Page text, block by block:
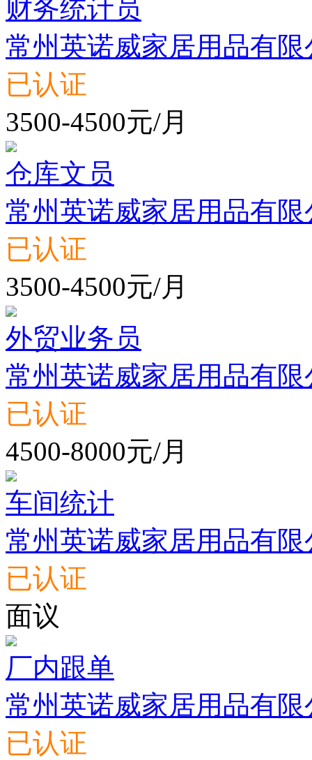
财务统计员
常州英诺威家居用品有限
已认证
3500-4500元/月
仓库文员
常州英诺威家居用品有限
已认证
3500-4500元/月
外贸业务员
常州英诺威家居用品有限
已认证
4500-8000元/月
车间统计
常州英诺威家居用品有限
已认证
面议
厂内跟单
常州英诺威家居用品有限
已认证